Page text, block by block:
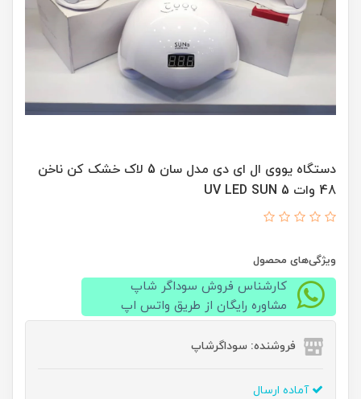
دستگاه یووی ال ای دی مدل سان 5 لاک خشک کن ناخن
48 وات 5 UV LED SUN
ویژگی‌های محصول
کارشناس فروش سوداگر شاپ
مشاوره رایگان از طریق واتس اپ
فروشنده: سوداگرشاپ
آماده ارسال